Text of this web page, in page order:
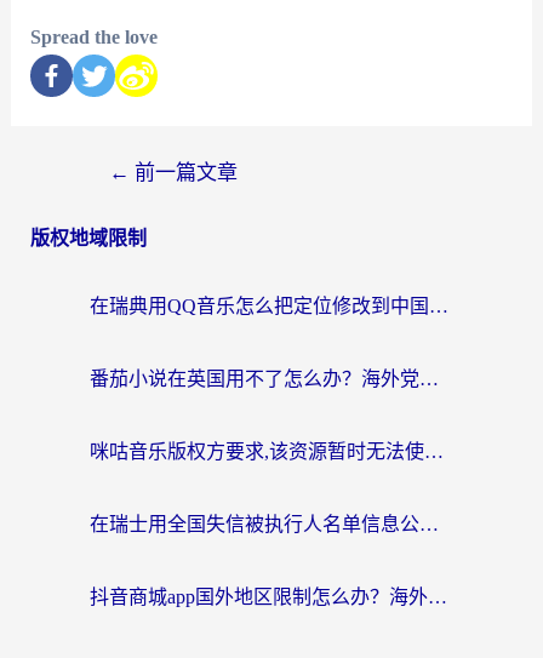
Spread the love
← 前一篇文章
版权地域限制
在瑞典用QQ音乐怎么把定位修改到中国国内？留学生亲测有效的回国加速方案
番茄小说在英国用不了怎么办？海外党亲测有效的回国加速解决方案
咪咕音乐版权方要求,该资源暂时无法使用？海外党这样解决听歌听书+看剧炒股难题
在瑞士用全国失信被执行人名单信息公布与查询地区限制怎么办？还能看欧洲杯直播和咪咕视频吗？
抖音商城app国外地区限制怎么办？海外党解锁国内内容的实用指南